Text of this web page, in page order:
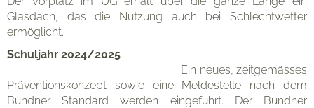
Glasdach, das die Nutzung auch bei Schlechtwetter
ermöglicht.
Schuljahr 2024/2025
Ein neues, zeitgemässes
Präventionskonzept sowie eine Meldestelle nach dem
Bündner Standard werden eingeführt. Der Bündner